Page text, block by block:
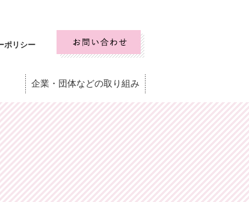
ポリシー
企業・団体などの取り組み